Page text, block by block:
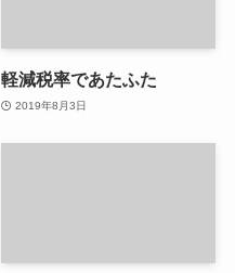
軽減税率であたふた
2019年8月3日